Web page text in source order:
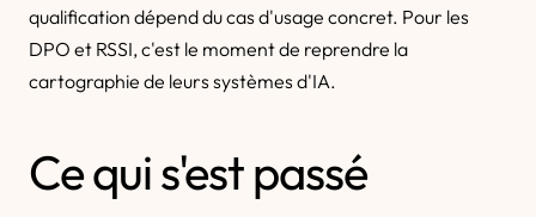
qualification dépend du cas d'usage concret. Pour les
DPO et RSSI, c'est le moment de reprendre la
cartographie de leurs systèmes d'IA.
Ce qui s'est passé